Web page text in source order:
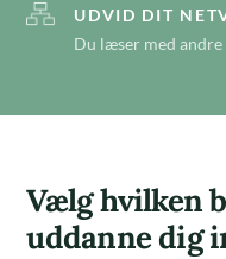
UDVID DIT
Du læser med andre
Vælg hvilken
uddanne dig